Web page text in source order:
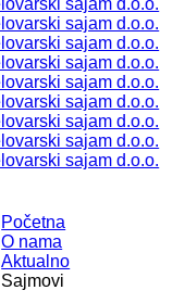
Početna
O nama
Aktualno
Sajmovi